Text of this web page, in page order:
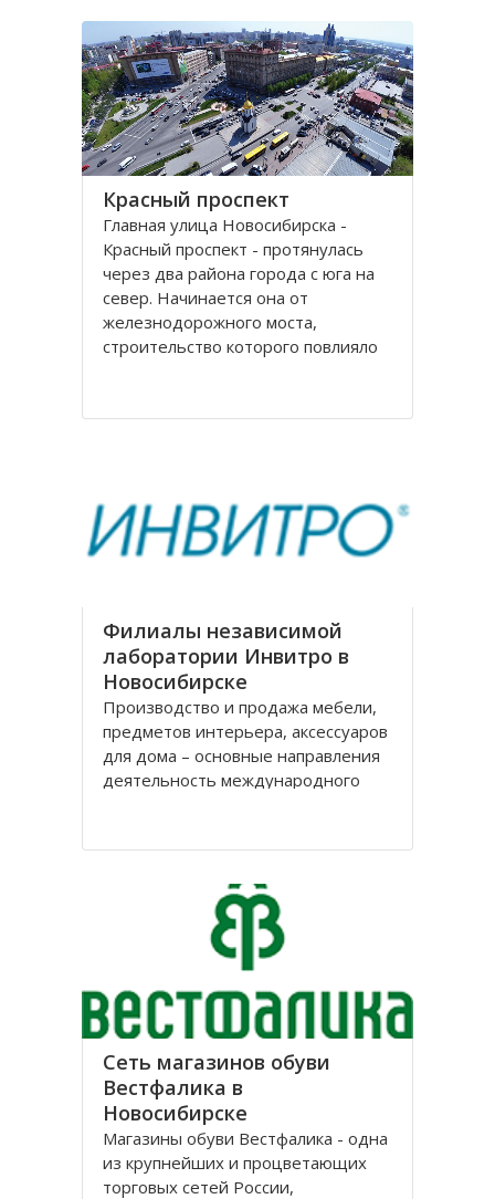
районе рек Томь-Чумыш и Уксунай,
дугой тянется
Красный проспект
Главная улица Новосибирска -
Красный проспект - протянулась
через два района города с юга на
север. Начинается она от
железнодорожного моста,
строительство которого повлияло
августе 1920 года, тогда
Филиалы независимой
лаборатории Инвитро в
Новосибирске
Производство и продажа мебели,
предметов интерьера, аксессуаров
для дома – основные направления
деятельность международного
мебель присутствует уже десять
долгосрочные отношения с
большим количеством
Сеть магазинов обуви
Вестфалика в
Новосибирске
Магазины обуви Вестфалика - одна
из крупнейших и процветающих
торговых сетей России,